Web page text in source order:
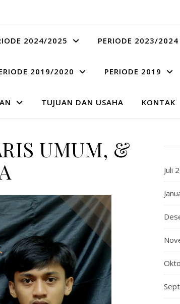
2024/2025 PERIODE 2023/2024
2019/2020 PERIODE 2019
TUJUAN DAN USAHA KONTAK
UMUM, &
Juli